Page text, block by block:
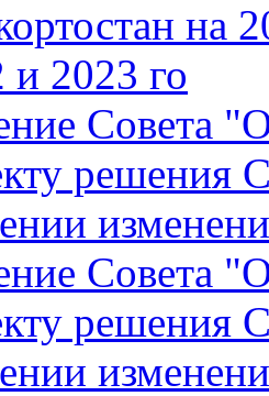
на
и 2023 го
Совета
решения
Совета
решения